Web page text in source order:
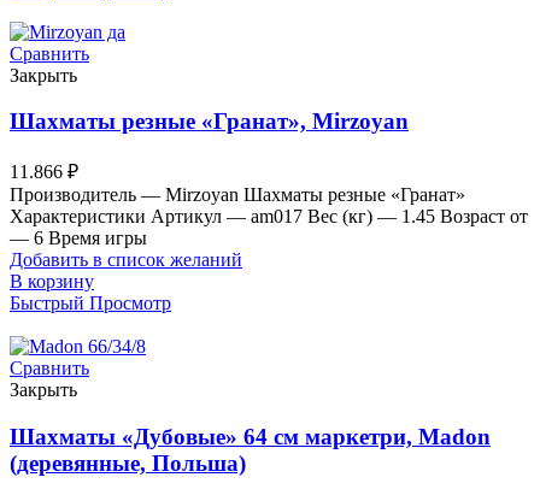
Сравнить
Закрыть
Шахматы резные «Гранат», Mirzoyan
11.866 ₽
Производитель — Mirzoyan Шахматы резные «Гранат»
Характеристики Артикул — am017 Вес (кг) — 1.45 Возраст от
— 6 Время игры
Добавить в список желаний
В корзину
Быстрый Просмотр
Сравнить
Закрыть
Шахматы «Дубовые» 64 см маркетри, Madon
(деревянные, Польша)